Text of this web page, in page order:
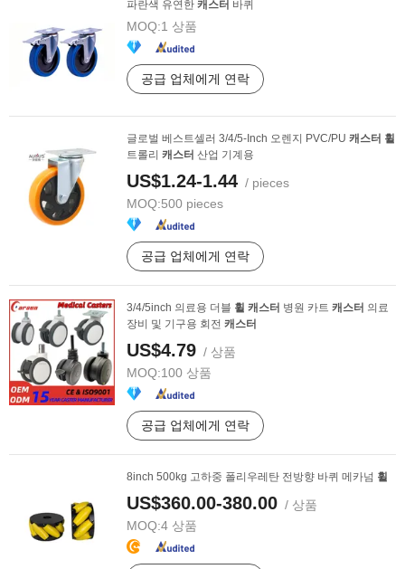
파란색 유연한 캐스터 바퀴
MOQ:1 상품
공급 업체에게 연락
글로벌 베스트셀러 3/4/5-Inch 오렌지 PVC/PU 캐스터 휠
트롤리 캐스터 산업 기계용
US$1.24-1.44 / pieces
MOQ:500 pieces
공급 업체에게 연락
3/4/5inch 의료용 더블 휠 캐스터 병원 카트 캐스터 의료
장비 및 기구용 회전 캐스터
US$4.79 / 상품
MOQ:100 상품
공급 업체에게 연락
8inch 500kg 고하중 폴리우레탄 전방향 바퀴 메카넘 휠
US$360.00-380.00 / 상품
MOQ:4 상품